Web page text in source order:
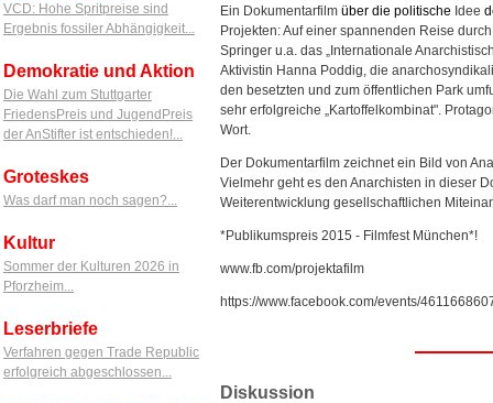
VCD: Hohe Spritpreise sind
Ergebnis fossiler Abhängigkeit...
Demokratie und Aktion
Die Wahl zum Stuttgarter
FriedensPreis und JugendPreis
der AnStifter ist entschieden!...
Groteskes
Was darf man noch sagen?...
Kultur
Sommer der Kulturen 2026 in
Pforzheim...
Leserbriefe
Verfahren gegen Trade Republic
erfolgreich abgeschlossen...
Ein Dokumentarfilm über die politische Idee
Projekten: Auf einer spannenden Reise
Springer u.a. das „Internationale
Aktivistin Hanna Poddig, die
den besetzten und zum öffentlichen Park
sehr erfolgreiche „Kartoffelkombinat".
Wort.
Der Dokumentarfilm zeichnet ein Bild von
Vielmehr geht es den Anarchisten in dieser
Weiterentwicklung gesellschaftlichen
*Publikumspreis 2015 - Filmfest München*!
www.fb.com/projektafilm
https://www.facebook.com/events/
Diskussion